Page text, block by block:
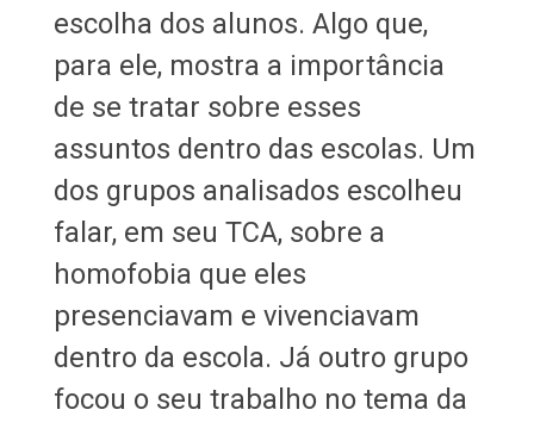
escolha dos alunos. Algo que,
para ele, mostra a importância
de se tratar sobre esses
assuntos dentro das escolas. Um
dos grupos analisados escolheu
falar, em seu TCA, sobre a
homofobia que eles
presenciavam e vivenciavam
dentro da escola. Já outro grupo
focou o seu trabalho no tema da